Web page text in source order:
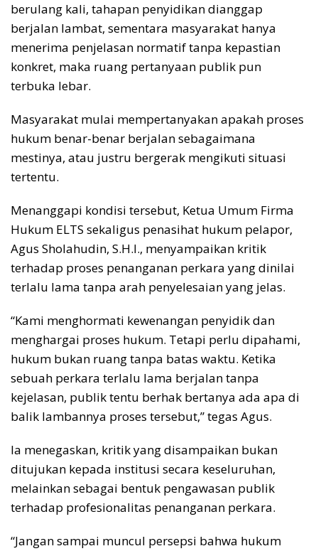
berulang kali, tahapan penyidikan dianggap
berjalan lambat, sementara masyarakat hanya
menerima penjelasan normatif tanpa kepastian
konkret, maka ruang pertanyaan publik pun
terbuka lebar.
Masyarakat mulai mempertanyakan apakah proses
hukum benar-benar berjalan sebagaimana
mestinya, atau justru bergerak mengikuti situasi
tertentu.
Menanggapi kondisi tersebut, Ketua Umum Firma
Hukum ELTS sekaligus penasihat hukum pelapor,
Agus Sholahudin, S.H.I., menyampaikan kritik
terhadap proses penanganan perkara yang dinilai
terlalu lama tanpa arah penyelesaian yang jelas.
“Kami menghormati kewenangan penyidik dan
menghargai proses hukum. Tetapi perlu dipahami,
hukum bukan ruang tanpa batas waktu. Ketika
sebuah perkara terlalu lama berjalan tanpa
kejelasan, publik tentu berhak bertanya ada apa di
balik lambannya proses tersebut,” tegas Agus.
Ia menegaskan, kritik yang disampaikan bukan
ditujukan kepada institusi secara keseluruhan,
melainkan sebagai bentuk pengawasan publik
terhadap profesionalitas penanganan perkara.
“Jangan sampai muncul persepsi bahwa hukum